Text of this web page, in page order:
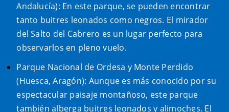
Andalucía): En este parque, se pueden encontrar
tanto buitres leonados como negros. El mirador
del Salto del Cabrero es un lugar perfecto para
observarlos en pleno vuelo.
Parque Nacional de Ordesa y Monte Perdido
(Huesca, Aragón): Aunque es más conocido por su
espectacular paisaje montañoso, este parque
también alberga buitres leonados y alimoches. El